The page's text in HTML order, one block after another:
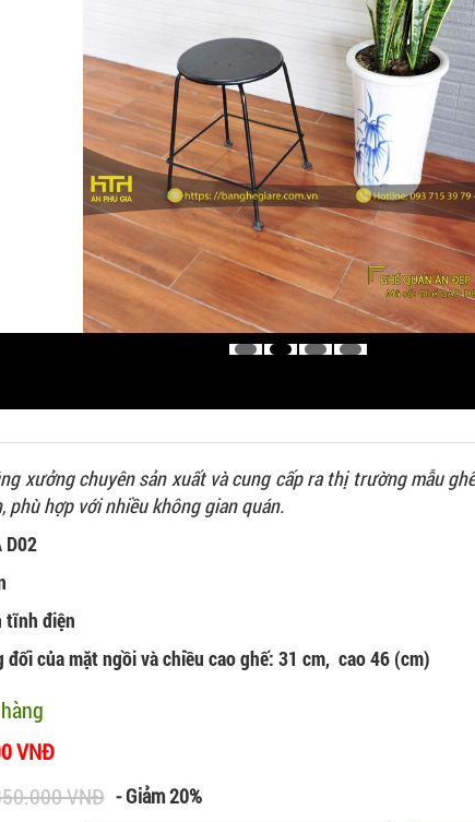
xưởng chuyên sản xuất và cung cấp ra thị trường mẫu
phù hợp với nhiều không gian quán.
D02
tĩnh điện
của mặt ngồi và chiều cao ghế: 31 cm, cao 46 (cm)
VNĐ
VNĐ - Giảm 20%